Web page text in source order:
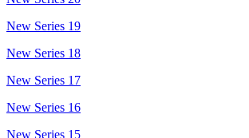
New Series 19
New Series 18
New Series 17
New Series 16
New Series 15